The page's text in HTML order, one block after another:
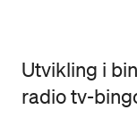
Utvikling i
radio tv-